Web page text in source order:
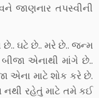
જાણનાર તપસ્વીની
છે.. ઘટે છે.. મરે છે.. જન્મ
એનાથી માંગે છે..
એના માટે શોક કરે છે.
રહેતું માટે તમે કઈ